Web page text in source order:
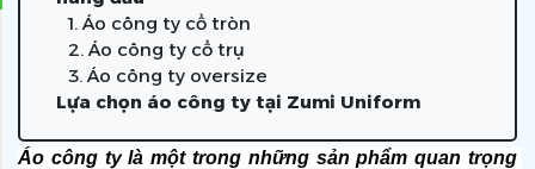
1. Áo công ty cổ tròn
2. Áo công ty cổ trụ
3. Áo công ty oversize
Lựa chọn áo công ty tại Zumi Uniform
Áo công ty là một trong những sản phẩm quan trọng